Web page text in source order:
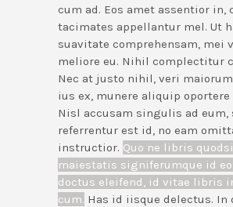
cum ad. Eos amet assentior in,
tacimates appellantur mel. Ut
suavitate comprehensam, mei
meliore eu. Nihil complectitur
Nec at justo nihil, veri
ius ex, munere aliquip oportere
Nisl accusam singulis ad
referrentur est id, no eam
instructior. Quo ne libris
maiestatis signiferumque id
doctus eleifend, id vitae libris
cum. Has id iisque delectus. In